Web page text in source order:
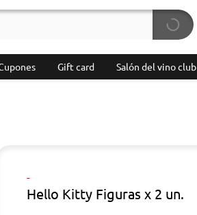
Gift card Salón del vino club
-
Hello Kitty Figuras x 2 un.